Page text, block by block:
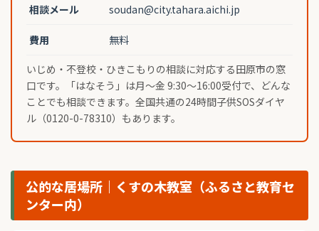
相談メール soudan@city.tahara.aichi.jp
費用 無料
いじめ・不登校・ひきこもりの相談に対応する田原市の窓
口です。「はなそう」は月〜金 9:30〜16:00受付で、どんな
ことでも相談できます。全国共通の24時間子供SOSダイヤ
ル（0120-0-78310）もあります。
公的な居場所｜くすの木教室（ふるさと教育セ
ンター内）